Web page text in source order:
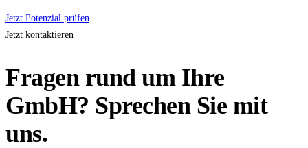
Jetzt Potenzial prüfen
Jetzt kontaktieren
Fragen rund um Ihre
GmbH? Sprechen Sie mit
uns.